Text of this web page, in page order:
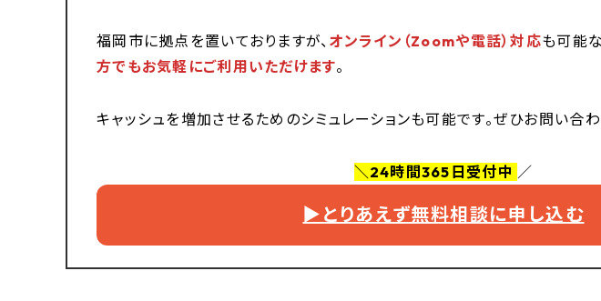
福岡市に拠点を置いておりますが、 オンライン（Zoomや電話）対応も可能
方でもお気軽にご利用いただけます。
キャッシュを増加させるためのシミュレーションも可能です。ぜひお問い合わ
＼24時間365日受付中 ／
▶︎とりあえず無料相談に申し込む